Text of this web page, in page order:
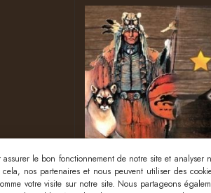
le bon fonctionnement de notre site et
nos partenaires et nous peuvent utiliser des
votre visite sur notre site. Nous partageons